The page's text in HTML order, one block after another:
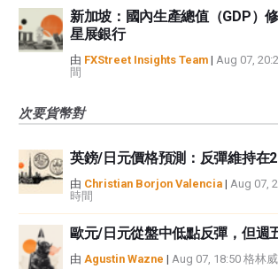
新加坡：國內生產總值（GDP）
星展銀行
由 FXStreet Insights Team | Aug 07,
間
次要貨幣對
英鎊/日元價格預測：反彈維持在
由 Christian Borjon Valencia | Aug 07,
時間
歐元/日元從盤中低點反彈，但週
由 Agustin Wazne | Aug 07, 18:50 格林